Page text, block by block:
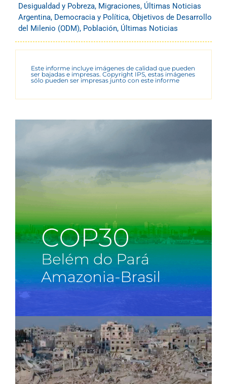
Desigualdad y Pobreza, Migraciones, Últimas Noticias
Argentina, Democracia y Política, Objetivos de Desarrollo
del Milenio (ODM), Población, Últimas Noticias
Este informe incluye imágenes de calidad que pueden
ser bajadas e impresas. Copyright IPS, estas imágenes
sólo pueden ser impresas junto con este informe